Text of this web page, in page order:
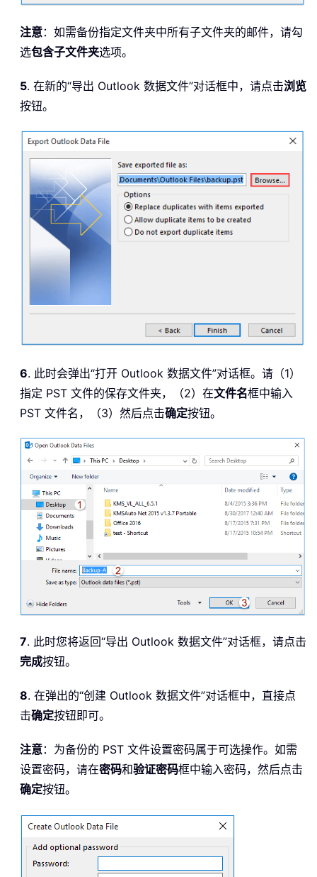
注意：如需备份指定文件夹中所有子文件夹的邮件，请勾
选包含子文件夹选项。
5. 在新的“导出 Outlook 数据文件”对话框中，请点击浏览
按钮。
6. 此时会弹出“打开 Outlook 数据文件”对话框。请（1）
指定 PST 文件的保存文件夹，（2）在文件名框中输入
PST 文件名，（3）然后点击确定按钮。
7. 此时您将返回“导出 Outlook 数据文件”对话框，请点击
完成按钮。
8. 在弹出的“创建 Outlook 数据文件”对话框中，直接点
击确定按钮即可。
注意：为备份的 PST 文件设置密码属于可选操作。如需
设置密码，请在密码和验证密码框中输入密码，然后点击
确定按钮。